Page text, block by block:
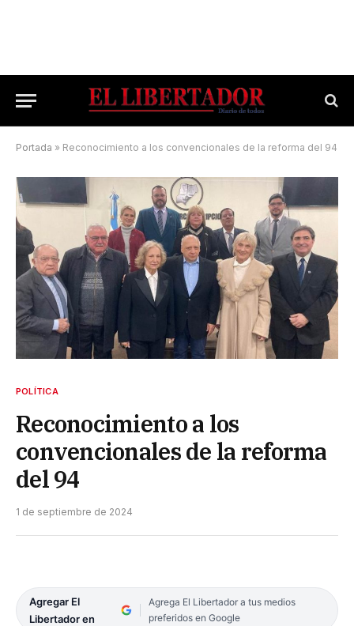
Portada » Reconocimiento a los convencionales de la reforma del 94
POLÍTICA
Reconocimiento a los
convencionales de la reforma
del 94
1 de septiembre de 2024
Agregar El
Libertador en
Agrega El Libertador a tus medios
preferidos en Google